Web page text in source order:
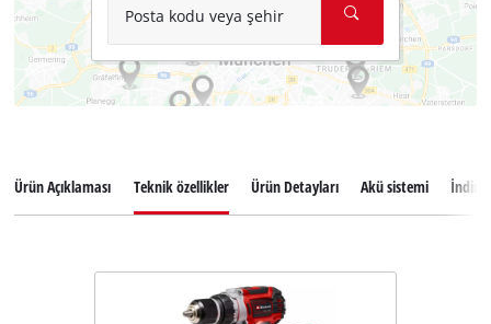
Posta kodu veya şehir
Ürün Açıklaması Teknik özellikler Ürün Detayları Akü sistemi